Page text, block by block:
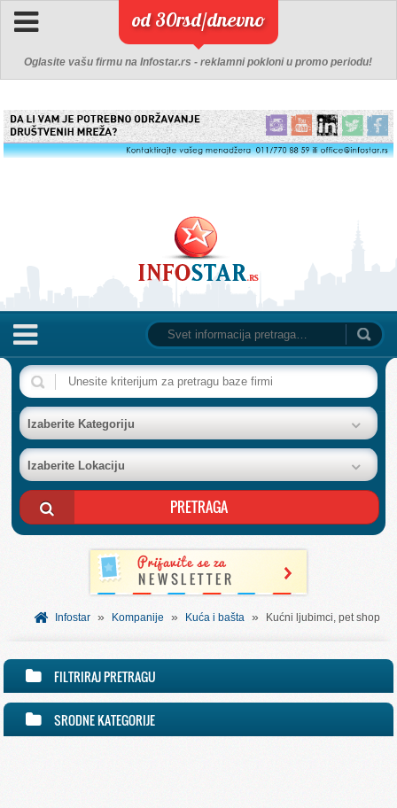
od 30rsd/dnevno
Oglasite vašu firmu na Infostar.rs - reklamni pokloni u promo periodu!
NASLOVNA
BAZA FIRMI
POSLOVNI OGLASI
AKCIJE I KATALOZI
BESPLATNI VAUČERI
SVET INFORMACIJA
USLUGE
Izaberite Kategoriju
Izaberite Lokaciju
Infostar » Kompanije » Kuća i bašta » Kućni ljubimci, pet shop
FILTRIRAJ PRETRAGU
SRODNE KATEGORIJE